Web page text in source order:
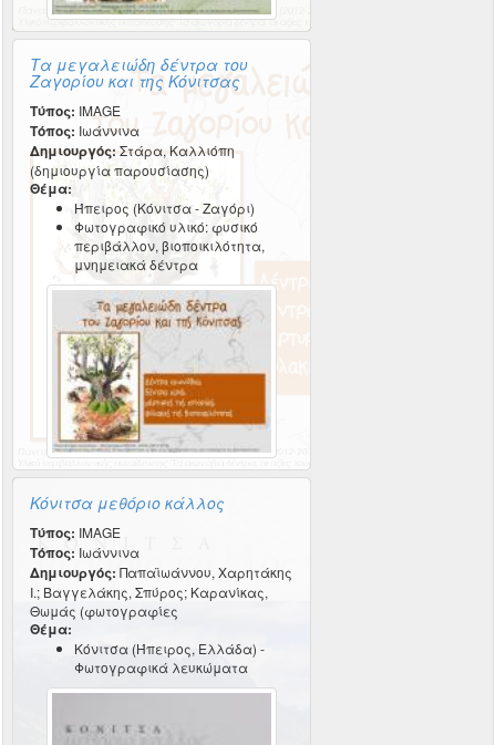
Τα μεγαλειώδη δέντρα του
Ζαγορίου και της Κόνιτσας
Τύπος: IMAGE
Τόπος: Ιωάννινα
Δημιουργός:Στάρα, Καλλιόπη
(δημιουργία παρουσίασης)
Θέμα:
Ήπειρος (Κόνιτσα - Ζαγόρι)
Φωτογραφικό υλικό: φυσικό
περιβάλλον, βιοποικιλότητα,
μνημειακά δέντρα
Κόνιτσα μεθόριο κάλλος
Τύπος: IMAGE
Τόπος: Ιωάννινα
Δημιουργός: Παπαϊωάννου, Χαρητάκης
Ι.; Βαγγελάκης, Σπύρος; Καρανίκας,
Θωμάς (φωτογραφίες
Θέμα:
Κόνιτσα (Ήπειρος, Ελλάδα) -
Φωτογραφικά λευκώματα